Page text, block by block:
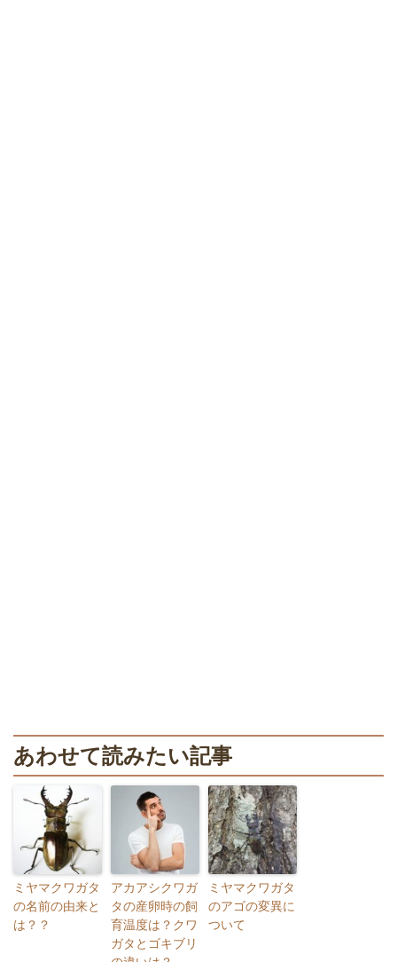
あわせて読みたい記事
ミヤマクワガタ
の名前の由来と
は？？
アカアシクワガ
タの産卵時の飼
育温度は？クワ
ガタとゴキブリ
ミヤマクワガタ
のアゴの変異に
ついて